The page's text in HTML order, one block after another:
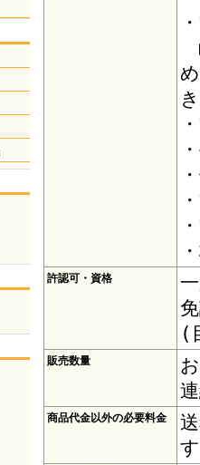
許認可・資格
(
販売数量
商品代金以外の必要料金